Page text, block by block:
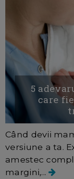
5
care
Când devii
versiune a ta.
amestec
margini,...